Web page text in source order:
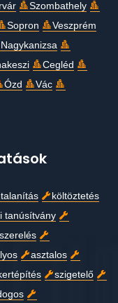
Szombathely
Sopron
Veszprém
Nagykanizsa
Cegléd
Ózd
Vác
költöztetés
tanúsítvány
asztalos
szigetelő